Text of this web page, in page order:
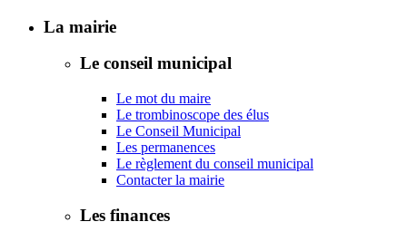
La mairie
Le conseil municipal
Le mot du maire
Le trombinoscope des élus
Le Conseil Municipal
Les permanences
Le règlement du conseil municipal
Contacter la mairie
Les finances